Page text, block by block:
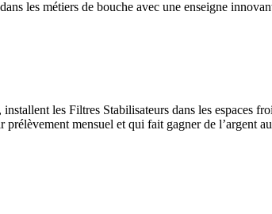
les métiers de bouche avec une enseigne
les Filtres Stabilisateurs dans les espaces
mensuel et qui fait gagner de l’argent